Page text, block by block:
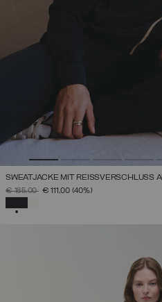
SWEATJACKE MIT REISSVERSCHLUSS
PREIS REDUZIERT VON
€ 185,00AUF
€ 111,00 (40%)